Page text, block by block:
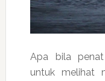
Apa bila
untuk melihat